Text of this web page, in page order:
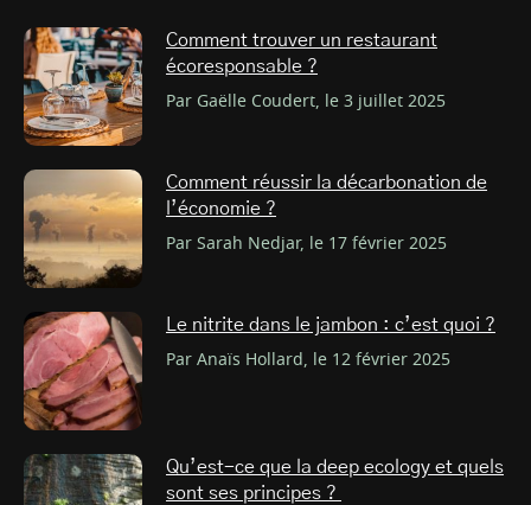
Comment trouver un restaurant
écoresponsable ?
Par Gaëlle Coudert, le 3 juillet 2025
Comment réussir la décarbonation de
l’économie ?
Par Sarah Nedjar, le 17 février 2025
Le nitrite dans le jambon : c’est quoi ?
Par Anaïs Hollard, le 12 février 2025
Qu’est-ce que la deep ecology et quels
sont ses principes ?